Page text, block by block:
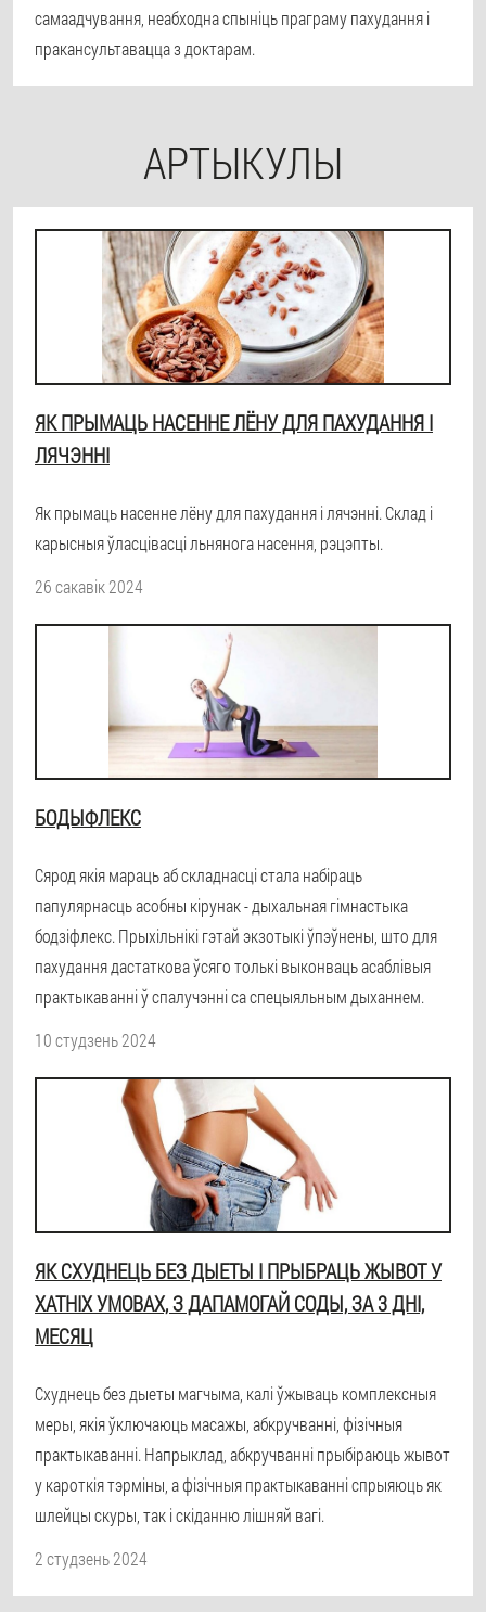
самаадчування, неабходна спыніць праграму пахудання і
пракансультавацца з доктарам.
АРТЫКУЛЫ
ЯК ПРЫМАЦЬ НАСЕННЕ ЛЁНУ ДЛЯ ПАХУДАННЯ І
ЛЯЧЭННІ
Як прымаць насенне лёну для пахудання і лячэнні. Склад і
карысныя ўласцівасці льнянога насення, рэцэпты.
26 сакавік 2024
БОДЫФЛЕКС
Сярод якія мараць аб складнасці стала набіраць
папулярнасць асобны кірунак - дыхальная гімнастыка
бодзіфлекс. Прыхільнікі гэтай экзотыкі ўпэўнены, што для
пахудання дастаткова ўсяго толькі выконваць асаблівыя
практыкаванні ў спалучэнні са спецыяльным дыханнем.
10 студзень 2024
ЯК СХУДНЕЦЬ БЕЗ ДЫЕТЫ І ПРЫБРАЦЬ ЖЫВОТ У
ХАТНІХ УМОВАХ, З ДАПАМОГАЙ СОДЫ, ЗА 3 ДНІ,
МЕСЯЦ
Схуднець без дыеты магчыма, калі ўжываць комплексныя
меры, якія ўключаюць масажы, абкручванні, фізічныя
практыкаванні. Напрыклад, абкручванні прыбіраюць жывот
у кароткія тэрміны, а фізічныя практыкаванні спрыяюць як
шлейцы скуры, так і скіданню лішняй вагі.
2 студзень 2024